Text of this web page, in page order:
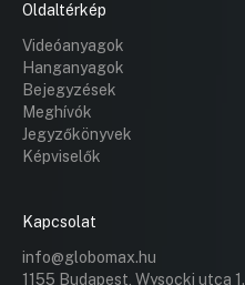
Oldaltérkép
Videóanyagok
Hanganyagok
Bejegyzések
Meghívók
Jegyzőkönyvek
Képviselők
Kapcsolat
info@globomax.hu
1155 Budapest, Wysocki utca 1.